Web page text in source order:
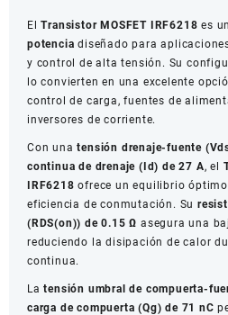
27A
cantidad
ElTransistor MOSFET IRF6218 es
potencia diseñado para
y control de alta tensión. Su
lo convierten en una excelente
control de carga, fuentes de
inversores de corriente.
Con unatensión drenaje-fuente
continua de drenaje (Id) de 27 A, el
IRF6218 ofrece un equilibrio
eficiencia de conmutación. Su
(RDS(on)) de 0.15 Ω asegura una
reduciendo la disipación de calor
continua.
Latensión umbral de compuerta-
carga de compuerta (Qg) de 71 nC